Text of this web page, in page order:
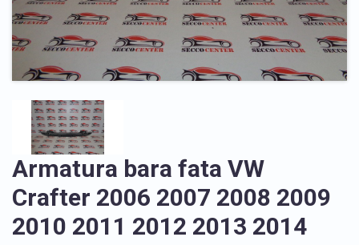
Armatura bara fata VW
Crafter 2006 2007 2008 2009
2010 2011 2012 2013 2014